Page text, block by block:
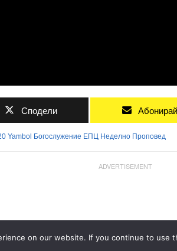
Сподели
Yambol Богослужение ЕПЦ Неделно Проповед
ADVERTISEMENT
on our website. If you continue to use